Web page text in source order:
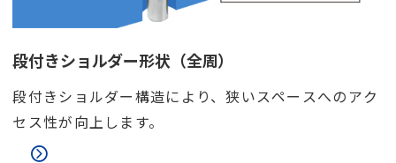
段付きショルダー形状（全周）
段付きショルダー構造により、狭いスペースへのアク
セス性が向上します。